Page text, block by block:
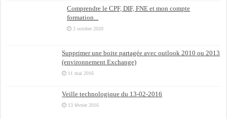
Comprendre le CPF, DIF, FNE et mon compte
formation...
2 octobre 2020
Supprimer une boite partagée avec outlook 2010 ou 2013
(environnement Exchange)
11 mai 2016
Veille technologique du 13-02-2016
13 février 2016